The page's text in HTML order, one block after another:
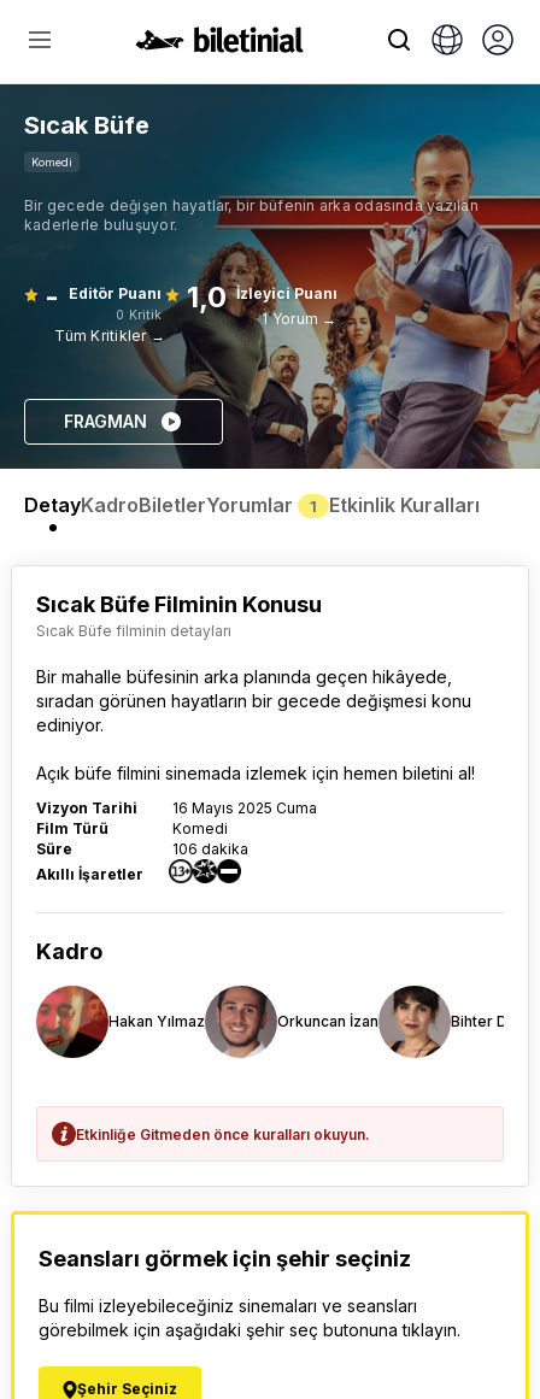
Sıcak Büfe
Komedi
Bir gecede değişen hayatlar, bir büfenin arka odasında yazılan
kaderlerle buluşuyor.
- Editör Puanı
0 Kritik
Tüm Kritikler →
1,0 İzleyici Puanı
1 Yorum →
FRAGMAN
DetayKadroBiletlerYorumlar 1 Etkinlik Kuralları
Sıcak Büfe Filminin Konusu
Sıcak Büfe filminin detayları
Bir mahalle büfesinin arka planında geçen hikâyede,
sıradan görünen hayatların bir gecede değişmesi konu
ediniyor.
Açık büfe filmini sinemada izlemek için hemen biletini al!
Vizyon Tarihi
16 Mayıs 2025 Cuma
Film Türü
Komedi
Süre
106 dakika
Akıllı İşaretler
Kadro
Hakan Yılmaz Orkuncan İzan Bihter Dinçel
Etkinliğe Gitmeden önce kuralları okuyun.
Seansları görmek için şehir seçiniz
Bu filmi izleyebileceğiniz sinemaları ve seansları
görebilmek için aşağıdaki şehir seç butonuna tıklayın.
Şehir Seçiniz